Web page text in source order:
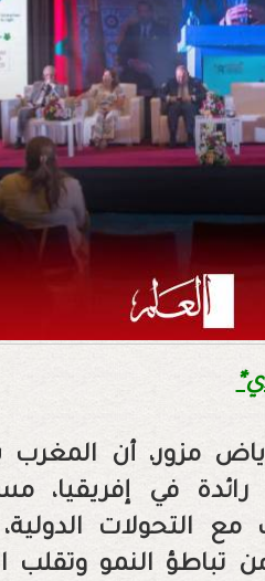
رياض مزور، أن المغرب
في إفريقيا،
التحولات
تباطؤ النمو وتقلب